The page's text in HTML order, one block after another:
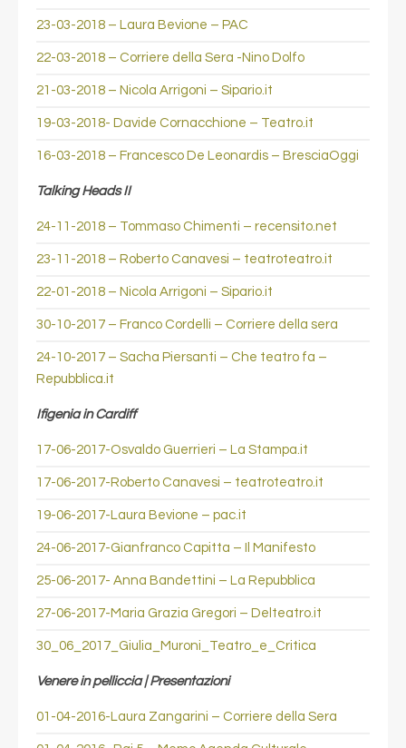
23-03-2018 – Laura Bevione – PAC
22-03-2018 – Corriere della Sera -Nino Dolfo
21-03-2018 – Nicola Arrigoni – Sipario.it
19-03-2018- Davide Cornacchione – Teatro.it
16-03-2018 – Francesco De Leonardis – BresciaOggi
Talking Heads II
24-11-2018 – Tommaso Chimenti – recensito.net
23-11-2018 – Roberto Canavesi – teatroteatro.it
22-01-2018 – Nicola Arrigoni – Sipario.it
30-10-2017 – Franco Cordelli – Corriere della sera
24-10-2017 – Sacha Piersanti – Che teatro fa –
Repubblica.it
Ifigenia in Cardiff
17-06-2017-Osvaldo Guerrieri – La Stampa.it
17-06-2017-Roberto Canavesi – teatroteatro.it
19-06-2017-Laura Bevione – pac.it
24-06-2017-Gianfranco Capitta – Il Manifesto
25-06-2017- Anna Bandettini – La Repubblica
27-06-2017-Maria Grazia Gregori – Delteatro.it
30_06_2017_Giulia_Muroni_Teatro_e_Critica
Venere in pelliccia | Presentazioni
01-04-2016-Laura Zangarini – Corriere della Sera